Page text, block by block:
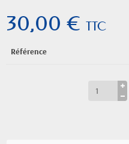
30,00 € TTC
Référence